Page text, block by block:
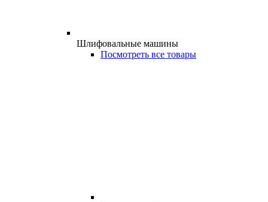
Шлифовальные машины
Посмотреть все товары